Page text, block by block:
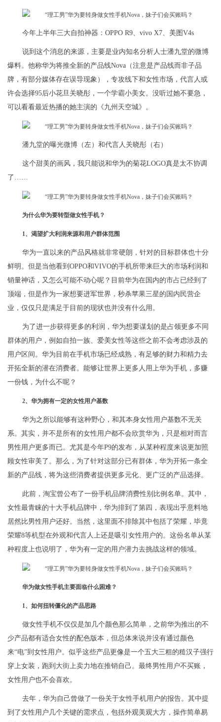
今年上半年三大自拍神器：OPPO R9、vivo X7、美图V4s
说到这个消息的来源，主要是业内知名分析人士潘九堂的微博
爆料。他称华为将推全新的产品线Nova（注意是产品线而非子品
牌，有部分媒体存在误导现象），专攻线下和女性市场，代言人或
许会选择95后小花旦关晓彤，一个学霸小美女。没听过她不要急，
可以看看最近热播的她主演的《九州天空城》。
潘九堂的曝光微博（左）和代言人关晓彤（右）
这个甜美的画风，我只能说和华为的菊花LOGO真是太不协调
了……
为什么华为要转型做女性手机？
1、渴望扩大利润来源和用户群体范围
华为一直以来的产品风格就非常硬朗，针对的目标群体也十分
鲜明。但是当他看到OPPO和VIVO的手机所带来巨大的市场利润和
销量神话，又怎么可能不动心呢？目前华为在国内的市占已经到了
顶端，但是作为一家想要进军世界，秒杀苹果三星的国内民营企
业，仅仅只是满足于目前的现状也并没有什么用。
为了进一步获得更多的利润，华为想要谋划的是占领更多不同
群体的用户，例如自拍一族、爱美女性等这些之前不会考虑涉及的
用户区间。华为目前在手机市场已经成熟，有足够的财力和精力去
开拓全新的潜在消费者。能够让世界上更多人用上华为手机，多赚
一份钱，为什么不呢？
2、华为拥有一定的女性用户基数
华为之所以能够有这种野心，和其本身女性用户基数不无关
系。其实，并不是所有的女性用户都不会欣赏华为，只是相对而言
男性用户更多而已。尤其是今年P9的发布，从某种程度来说更加照
顾女性审美了。那么，为了针对这部分已有群体，华为开拓一条全
新的产品线，将为这些消费者提供更多元化、更广泛的产品选择。
此前，淘宝曾公布了一份手机品牌消费性别比例名单。其中，
女性最青睐的十大手机品牌中，华为排到了第四，表现出乎意料地
居然比男性用户还好。当然，这里面不排除其中包括了荣耀，毕竟
荣耀8等机型在外观和代言人上还是吸引女性用户的。这份名单从某
种程度上也说明了，华为有一定的用户潜力去挑战这样的领域。
华为做女性手机主要面临什么困难？
1、如何扭转僵化的产品思路
做女性手机不仅仅是加几个颜色那么简单，之前华为推出的不
少产品都有适合女性的配色版本，但总体来说并没有通过颜色
来“电”到女性用户。似乎这些产品更像是一个五大三粗的糙汉子强行
穿上女装，跑到大街上卖力地在推销自己。最终男性用户不买账，
女性用户也不会喜欢。
去年，华为自己曾做了一份关于女性手机用户的报告。其中提
到了女性用户几个关键的需求点，包括外观美观大方，操作简单易